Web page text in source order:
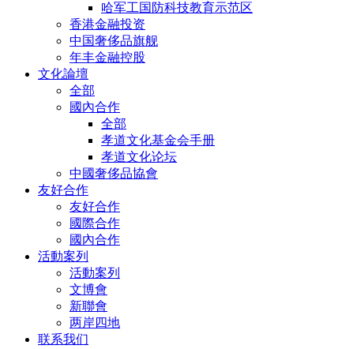
哈军工国防科技教育示范区
香港金融投资
中国奢侈品旗舰
年丰金融控股
文化論壇
全部
國內合作
全部
孝道文化基金会手册
孝道文化论坛
中國奢侈品協會
友好合作
友好合作
國際合作
國內合作
活動案列
活動案列
文博會
新聯會
两岸四地
联系我们